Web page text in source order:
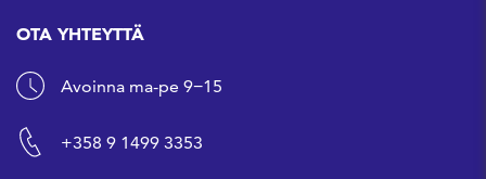
OTA YHTEYTTÄ
Avoinna ma-pe 9−15
+358 9 1499 3353